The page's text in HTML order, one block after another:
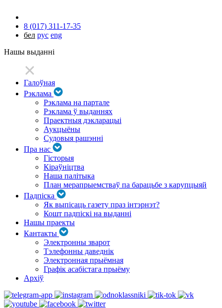
8 (017) 311-17-35
бел рус eng
Нашы выданні
Галоўная
Рэклама
Рэклама на партале
Рэклама ў выданнях
Праектныя дэкларацыі
Аукцыёны
Судовыя рашэнні
Пра нас
Гісторыя
Кіраўніцтва
Наша палітыка
План мерапрыемстваў па барацьбе з карупцыяй
Падпіска
Як выпісаць газету праз інтэрнэт?
Кошт падпіскі на выданні
Нашы праекты
Кантакты
Электронны зварот
Тэлефонны даведнік
Электронная прыёмная
Графік асабістага прыёму
Архіў